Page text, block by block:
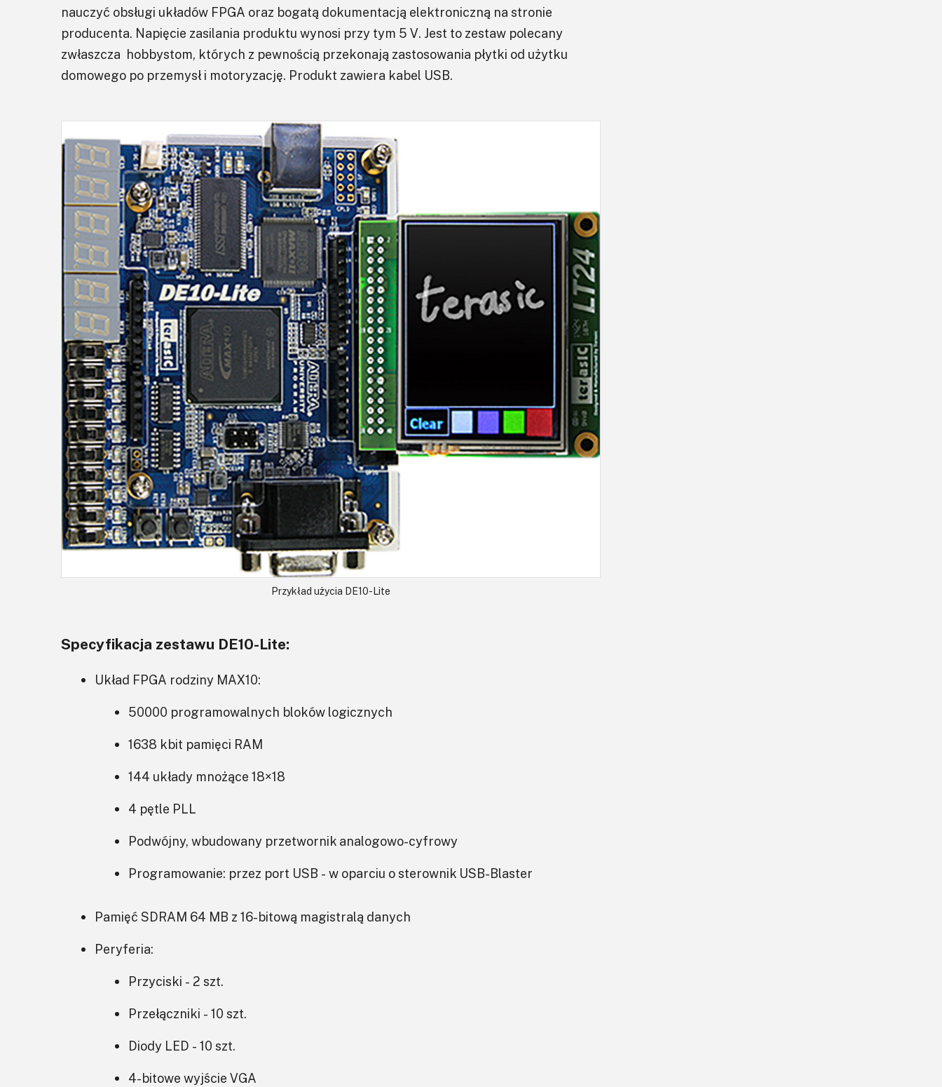
nauczyć obsługi układów FPGA oraz bogatą dokumentacją elektroniczną na stronie
producenta. Napięcie zasilania produktu wynosi przy tym 5 V. Jest to zestaw polecany
zwłaszcza hobbystom, których z pewnością przekonają zastosowania płytki od użytku
domowego po przemysł i motoryzację. Produkt zawiera kabel USB.
Przykład użycia DE10-Lite
Specyfikacja zestawu DE10-Lite:
Układ FPGA rodziny MAX10:
50000 programowalnych bloków logicznych
1638 kbit pamięci RAM
144 układy mnożące 18×18
4 pętle PLL
Podwójny, wbudowany przetwornik analogowo-cyfrowy
Programowanie: przez port USB - w oparciu o sterownik USB-Blaster
Pamięć SDRAM 64 MB z 16-bitową magistralą danych
Peryferia:
Przyciski - 2 szt.
Przełączniki - 10 szt.
Diody LED - 10 szt.
4-bitowe wyjście VGA